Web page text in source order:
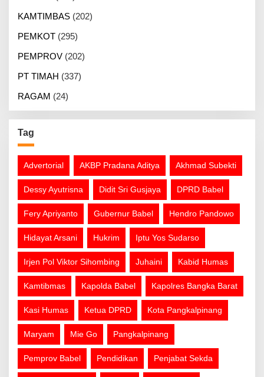
KAMTIMBAS (202)
PEMKOT (295)
PEMPROV (202)
PT TIMAH (337)
RAGAM (24)
Tag
Advertorial AKBP Pradana Aditya Akhmad Subekti
Dessy Ayutrisna Didit Sri Gusjaya DPRD Babel
Fery Apriyanto Gubernur Babel Hendro Pandowo
Hidayat Arsani Hukrim Iptu Yos Sudarso
Irjen Pol Viktor Sihombing Juhaini Kabid Humas
Kamtibmas Kapolda Babel Kapolres Bangka Barat
Kasi Humas Ketua DPRD Kota Pangkalpinang
Maryam Mie Go Pangkalpinang
Pemprov Babel Pendidikan Penjabat Sekda